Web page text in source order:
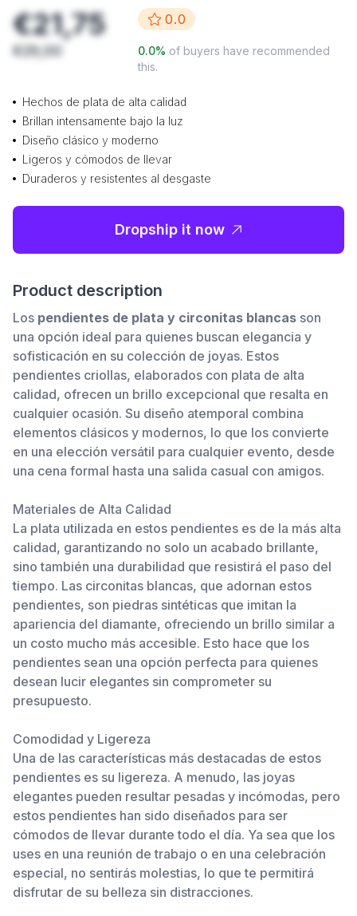
€21,75
€29,00
0.0
0.0% of buyers have recommended
this.
Hechos de plata de alta calidad
Brillan intensamente bajo la luz
Diseño clásico y moderno
Ligeros y cómodos de llevar
Duraderos y resistentes al desgaste
Dropship it now
Product description
Los pendientes de plata y circonitas blancas son
una opción ideal para quienes buscan elegancia y
sofisticación en su colección de joyas. Estos
pendientes criollas, elaborados con plata de alta
calidad, ofrecen un brillo excepcional que resalta en
cualquier ocasión. Su diseño atemporal combina
elementos clásicos y modernos, lo que los convierte
en una elección versátil para cualquier evento, desde
una cena formal hasta una salida casual con amigos.
Materiales de Alta Calidad
La plata utilizada en estos pendientes es de la más alta
calidad, garantizando no solo un acabado brillante,
sino también una durabilidad que resistirá el paso del
tiempo. Las circonitas blancas, que adornan estos
pendientes, son piedras sintéticas que imitan la
apariencia del diamante, ofreciendo un brillo similar a
un costo mucho más accesible. Esto hace que los
pendientes sean una opción perfecta para quienes
desean lucir elegantes sin comprometer su
presupuesto.
Comodidad y Ligereza
Una de las características más destacadas de estos
pendientes es su ligereza. A menudo, las joyas
elegantes pueden resultar pesadas y incómodas, pero
estos pendientes han sido diseñados para ser
cómodos de llevar durante todo el día. Ya sea que los
uses en una reunión de trabajo o en una celebración
especial, no sentirás molestias, lo que te permitirá
disfrutar de su belleza sin distracciones.